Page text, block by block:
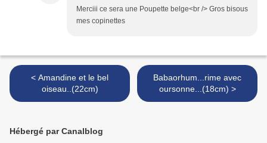
Merciii ce sera une Poupette belge<br /> Gros bisous
mes copinettes
< Amandine et le bel
oiseau..(22cm)
Babaorhum...rime avec
oursonne...(18cm) >
Hébergé par Canalblog